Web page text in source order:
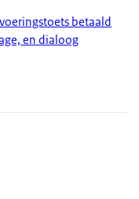
betaald
en dialoog